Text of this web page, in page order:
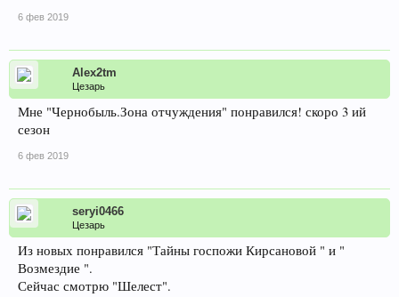
6 фев 2019
Alex2tm
Цезарь
Мне "Чернобыль.Зона отчуждения" понравился! скоро 3 ий
сезон
6 фев 2019
seryi0466
Цезарь
Из новых понравился "Тайны госпожи Кирсановой " и "
Возмездие ".
Сейчас смотрю "Шелест".